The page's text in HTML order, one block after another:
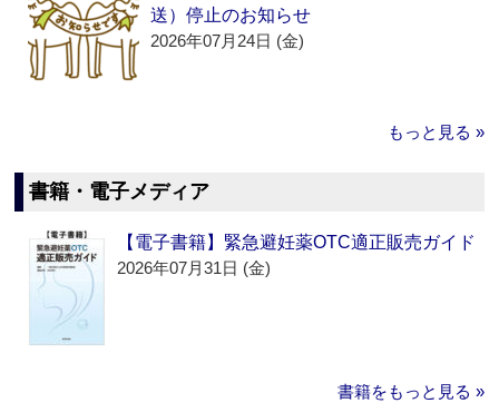
送）停止のお知らせ
2026年07月24日 (金)
もっと見る »
書籍・電子メディア
【電子書籍】緊急避妊薬OTC適正販売ガイド
2026年07月31日 (金)
書籍をもっと見る »